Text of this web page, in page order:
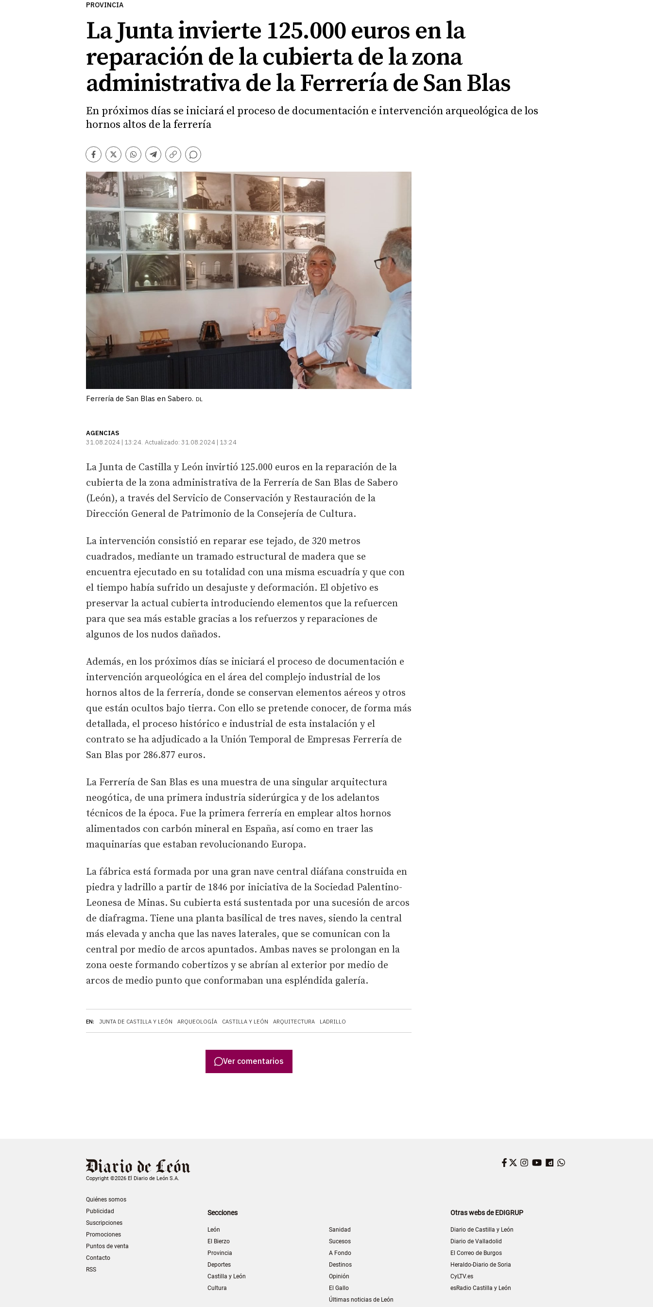
PROVINCIA
La Junta invierte 125.000 euros en la
reparación de la cubierta de la zona
administrativa de la Ferrería de San Blas
En próximos días se iniciará el proceso de documentación e intervención arqueológica de los
hornos altos de la ferrería
Facebook
TwitterWhatsapp
Telegram
Copiar
enlace
Comentarios
Ferrería de San Blas en Sabero. DL
AGENCIAS
31.08.2024 | 13:24 Actualizado: 31.08.2024 | 13:24
EN: JUNTA DE CASTILLA Y LEÓN ARQUEOLOGÍA CASTILLA Y LEÓN ARQUITECTURA LADRILLO
La Junta de Castilla y León invirtió 125.000 euros en la reparación de la
cubierta de la zona administrativa de la Ferrería de San Blas de Sabero
(León), a través del Servicio de Conservación y Restauración de la
Dirección General de Patrimonio de la Consejería de Cultura.
La intervención consistió en reparar ese tejado, de 320 metros
cuadrados, mediante un tramado estructural de madera que se
encuentra ejecutado en su totalidad con una misma escuadría y que con
el tiempo había sufrido un desajuste y deformación. El objetivo es
preservar la actual cubierta introduciendo elementos que la refuercen
para que sea más estable gracias a los refuerzos y reparaciones de
algunos de los nudos dañados.
Además, en los próximos días se iniciará el proceso de documentación e
intervención arqueológica en el área del complejo industrial de los
hornos altos de la ferrería, donde se conservan elementos aéreos y otros
que están ocultos bajo tierra. Con ello se pretende conocer, de forma más
detallada, el proceso histórico e industrial de esta instalación y el
contrato se ha adjudicado a la Unión Temporal de Empresas Ferrería de
San Blas por 286.877 euros.
La Ferrería de San Blas es una muestra de una singular arquitectura
neogótica, de una primera industria siderúrgica y de los adelantos
técnicos de la época. Fue la primera ferrería en emplear altos hornos
alimentados con carbón mineral en España, así como en traer las
maquinarías que estaban revolucionando Europa.
La fábrica está formada por una gran nave central diáfana construida en
piedra y ladrillo a partir de 1846 por iniciativa de la Sociedad Palentino-
Leonesa de Minas. Su cubierta está sustentada por una sucesión de arcos
de diafragma. Tiene una planta basilical de tres naves, siendo la central
más elevada y ancha que las naves laterales, que se comunican con la
central por medio de arcos apuntados. Ambas naves se prolongan en la
zona oeste formando cobertizos y se abrían al exterior por medio de
arcos de medio punto que conformaban una espléndida galería.
Ver comentarios
Copyright ©2026 El Diario de León S.A.
Quiénes somos
Publicidad
Suscripciones
Promociones
Puntos de venta
Contacto
RSS
Facebook
Twitter
Instagram
YouTube
Dailymotion
Secciones
León
El Bierzo
Provincia
Deportes
Castilla y León
Cultura
Sanidad
Sucesos
A Fondo
Destinos
Opinión
El Gallo
Últimas noticias de León
Otras webs de EDIGRUP
Diario de Castilla y León
Diario de Valladolid
El Correo de Burgos
Heraldo-Diario de Soria
CyLTV.es
esRadio Castilla y León